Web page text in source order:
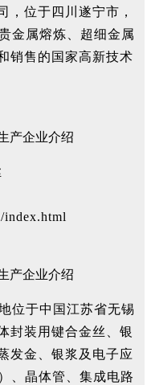
，位于四川遂宁市，
金属熔炼、超细金属
销售的国家高新技术
index.html
位于中国江苏省无锡
封装用键合金丝、银
发金、银浆及电子应
、晶体管、集成电路